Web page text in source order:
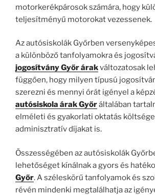
motorkerékpárosok számára, hogy
teljesítményű motorokat vezessenek.
Az autósiskolák Győrben
a különböző tanfolyamokra és
jogosítvány Győr árakváltozatosak
függően, hogy milyen típusú
szerezni és mennyi órát igényel a
autósiskola árak Győráltalában
elméleti és gyakorlati oktatás
adminisztratív díjakat is.
Összességében az autósiskolák
lehetőséget kínálnak a gyors és
Győr. A széleskörű tanfolyamok és
révén mindenki megtalálhatja az